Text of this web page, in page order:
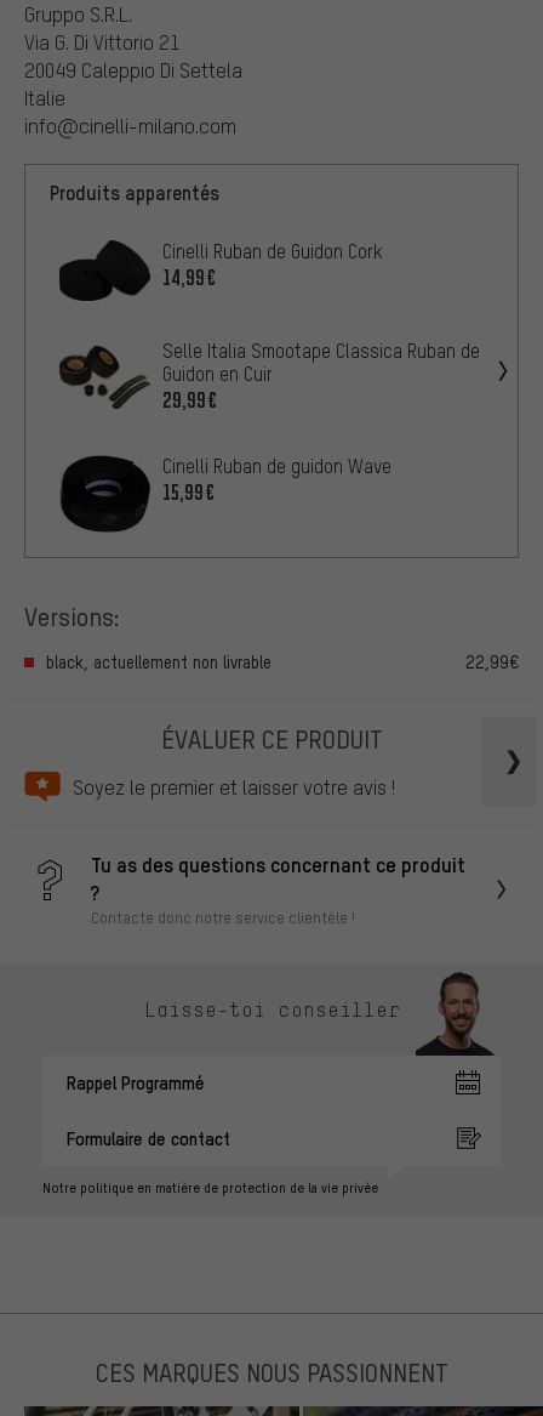
Gruppo S.R.L.
Via G. Di Vittorio 21
20049 Caleppio Di Settela
Italie
info@cinelli-milano.com
Produits apparentés
Cinelli Ruban de Guidon Cork
14,99€
Selle Italia Smootape Classica Ruban de
Guidon en Cuir
29,99€
Cinelli Ruban de guidon Wave
15,99€
Versions:
black, actuellement non livrable 22,99€
ÉVALUER CE PRODUIT
Soyez le premier et laisser votre avis !
Tu as des questions concernant ce produit
?
Contacte donc notre service clientèle !
Laisse-toi conseiller
Rappel Programmé
Formulaire de contact
Notre politique en matière de protection de la vie privée
CES MARQUES NOUS PASSIONNENT